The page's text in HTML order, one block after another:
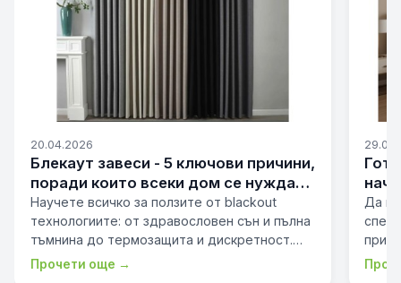
20.04.2026
Блекаут завеси - 5 ключови причини,
поради които всеки дом се нуждае
от тях.
Научете всичко за ползите от blackout
технологиите: от здравословен сън и пълна
тъмнина до термозащита и дискретност.
Спрете светлината, шум…
Прочети още →
Да